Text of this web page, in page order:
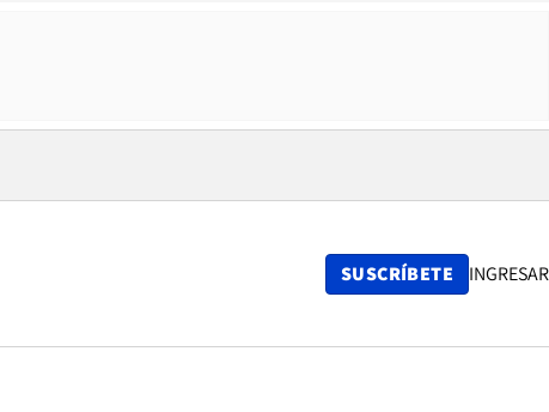
SUSCRÍBETE INGRESAR